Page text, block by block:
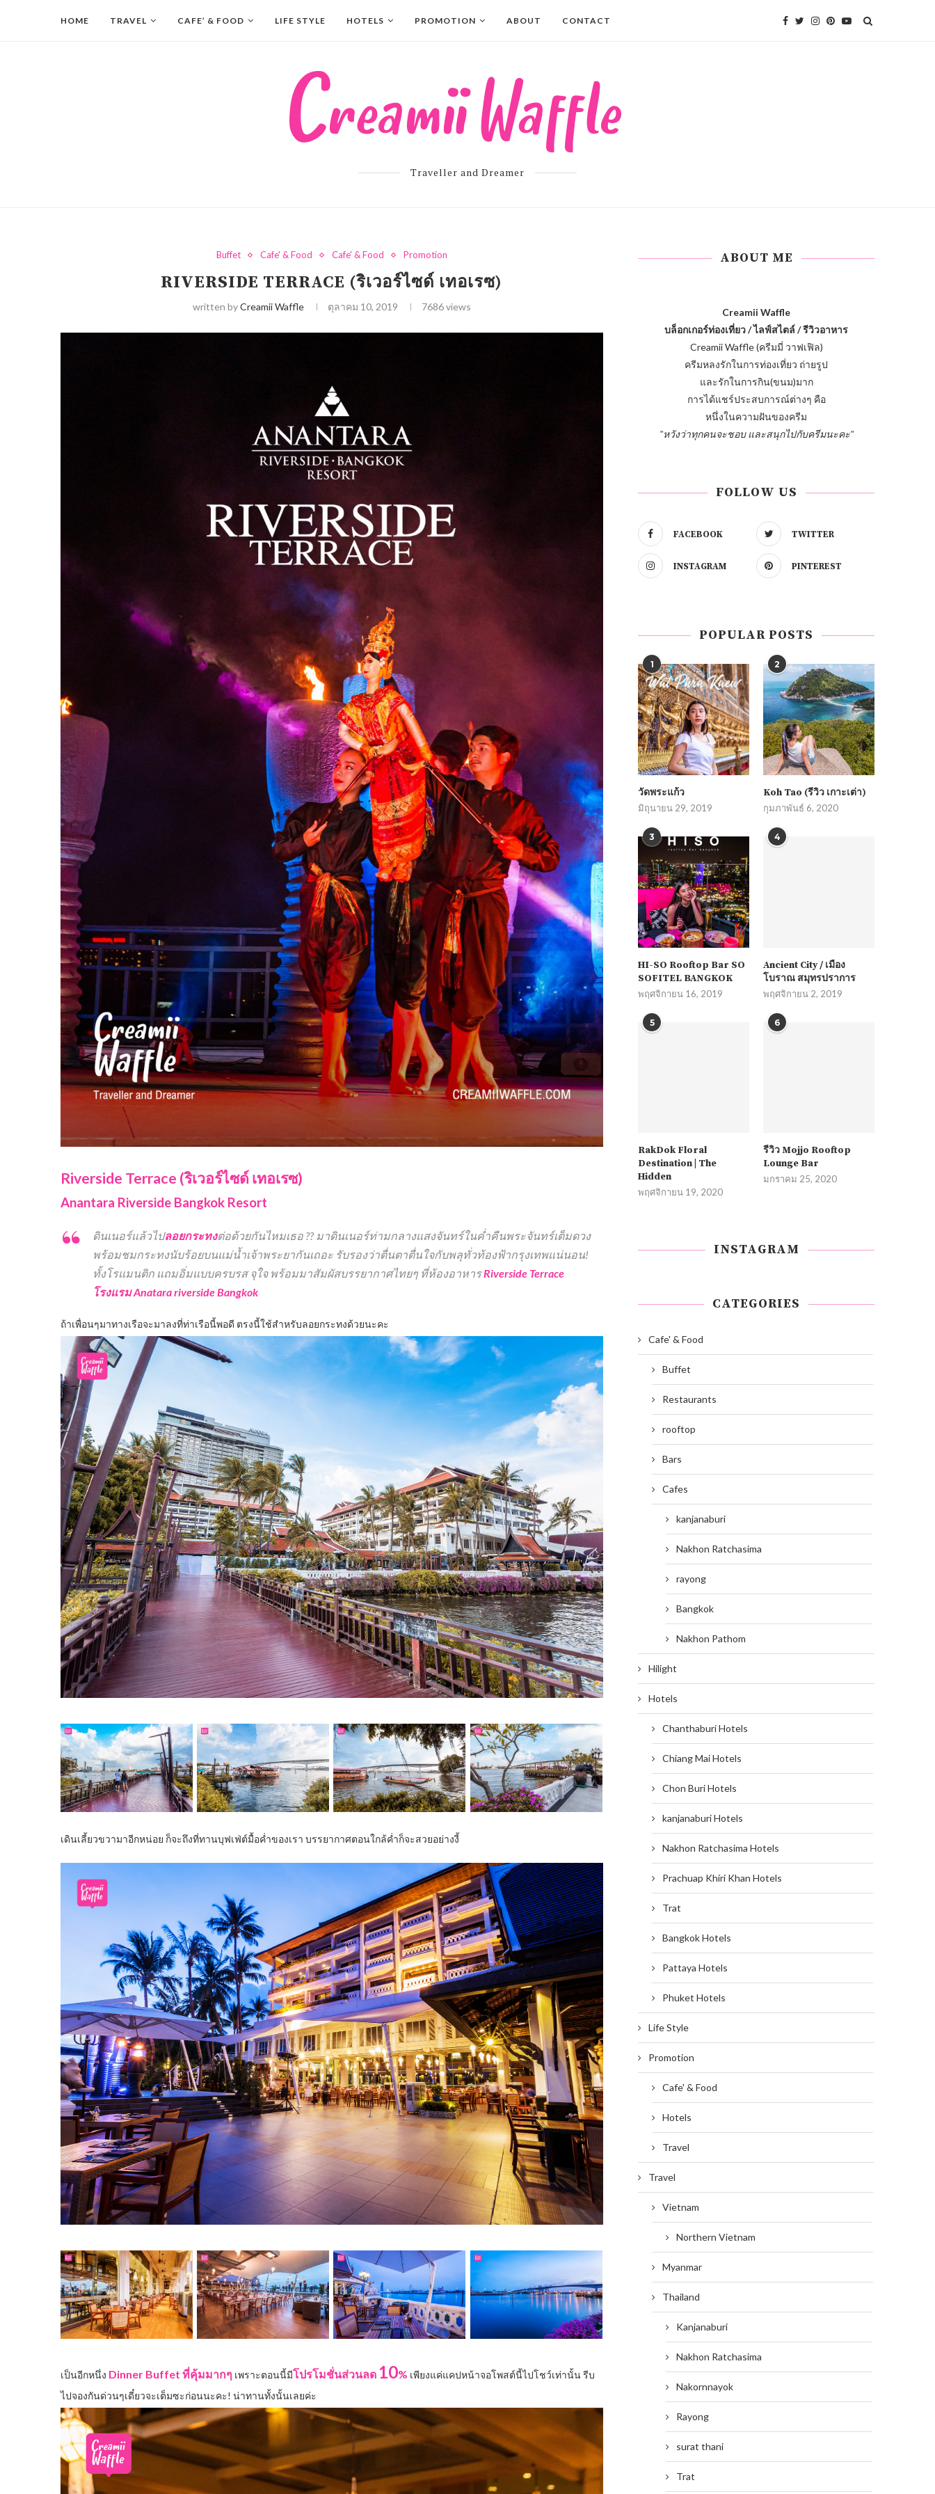
HOME TRAVEL CAFE’ & FOOD LIFE STYLE HOTELS PROMOTION ABOUT CONTACT
Traveller and Dreamer
Buffet Cafe' & Food Cafe' & Food Promotion
RIVERSIDE TERRACE (ริเวอร์ไซด์ เทอเรซ)
written byCreamii Waffle ตุลาคม 10, 2019 7686views
Riverside Terrace (ริเวอร์ไซด์ เทอเรซ)
Anantara Riverside Bangkok Resort
ดินเนอร์แล้วไปลอยกระทงต่อด้วยกันไหมเธอ ?? มาดินเนอร์ท่ามกลางแสงจันทร์ในค่ำคืนพระจันทร์เต็มดวง
พร้อมชมกระทงนับร้อยบนแม่น้ำเจ้าพระยากันเถอะ รับรองว่าตื่นตาตื่นใจกับพลุทั่วท้องฟ้ากรุงเทพแน่นอน!
ทั้งโรแมนติก แถมอิ่มแบบครบรส จุใจ พร้อมมาสัมผัสบรรยากาศไทยๆ ที่ห้องอาหารRiverside Terrace
โรงแรม Anatara riverside Bangkok
ถ้าเพื่อนๆมาทางเรือจะมาลงที่ท่าเรือนี้พอดี ตรงนี้ใช้สำหรับลอยกระทงด้วยนะคะ
เดินเลี้ยวขวามาอีกหน่อย ก็จะถึงที่ทานบุฟเฟ่ต์มื้อค่ำของเรา บรรยากาศตอนใกล้ค่ำก็จะสวยอย่างงี้
เป็นอีกหนึ่ง Dinner Buffet ที่คุ้มมากๆ เพราะตอนนี้มีโปรโมชั่นส่วนลด 10% เพียงแค่แคปหน้าจอโพสต์นี้ไปโชว์เท่านั้น รีบ
ไปจองกันด่วนๆเดี๋ยวจะเต็มซะก่อนนะคะ! น่าทานทั้งนั้นเลยค่ะ
ABOUT ME
Creamii Waffle
บล็อกเกอร์ท่องเที่ยว / ไลฟ์สไตล์ / รีวิวอาหาร
Creamii Waffle (ครีมมี่ วาฟเฟิล)
ครีมหลงรักในการท่องเที่ยว ถ่ายรูป
และรักในการกิน(ขนม)มาก
การได้แชร์ประสบการณ์ต่างๆ คือ
หนึ่งในความฝันของครีม
"หวังว่าทุกคนจะชอบ และสนุกไปกับครีมนะคะ"
FOLLOW US
FACEBOOK TWITTER
INSTAGRAM PINTEREST
POPULAR POSTS
1
วัดพระแก้ว
มิถุนายน 29, 2019
2
Koh Tao (รีวิว เกาะเต่า)
กุมภาพันธ์ 6, 2020
3
HI-SO Rooftop Bar SO
SOFITEL BANGKOK
พฤศจิกายน 16, 2019
4
Ancient City / เมือง
โบราณ สมุทรปราการ
พฤศจิกายน 2, 2019
5
RakDok Floral
Destination | The
Hidden
พฤศจิกายน 19, 2020
6
รีวิว Mojjo Rooftop
Lounge Bar
มกราคม 25, 2020
INSTAGRAM
CATEGORIES
Cafe' & Food
Buffet
Restaurants
rooftop
Bars
Cafes
kanjanaburi
Nakhon Ratchasima
rayong
Bangkok
Nakhon Pathom
Hilight
Hotels
Chanthaburi Hotels
Chiang Mai Hotels
Chon Buri Hotels
kanjanaburi Hotels
Nakhon Ratchasima Hotels
Prachuap Khiri Khan Hotels
Trat
Bangkok Hotels
Pattaya Hotels
Phuket Hotels
Life Style
Promotion
Cafe' & Food
Hotels
Travel
Travel
Vietnam
Northern Vietnam
Myanmar
Thailand
Kanjanaburi
Nakhon Ratchasima
Nakornnayok
Rayong
surat thani
Trat